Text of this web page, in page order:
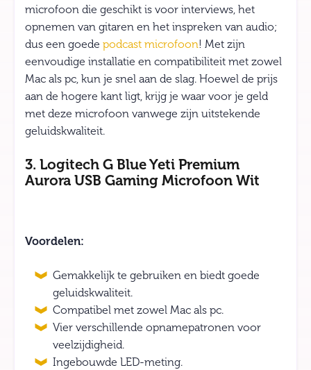
microfoon die geschikt is voor interviews, het
opnemen van gitaren en het inspreken van audio;
dus een goede podcast microfoon! Met zijn
eenvoudige installatie en compatibiliteit met zowel
Mac als pc, kun je snel aan de slag. Hoewel de prijs
aan de hogere kant ligt, krijg je waar voor je geld
met deze microfoon vanwege zijn uitstekende
geluidskwaliteit.
3. Logitech G Blue Yeti Premium
Aurora USB Gaming Microfoon Wit
Voordelen:
Gemakkelijk te gebruiken en biedt goede
geluidskwaliteit.
Compatibel met zowel Mac als pc.
Vier verschillende opnamepatronen voor
veelzijdigheid.
Ingebouwde LED-meting.